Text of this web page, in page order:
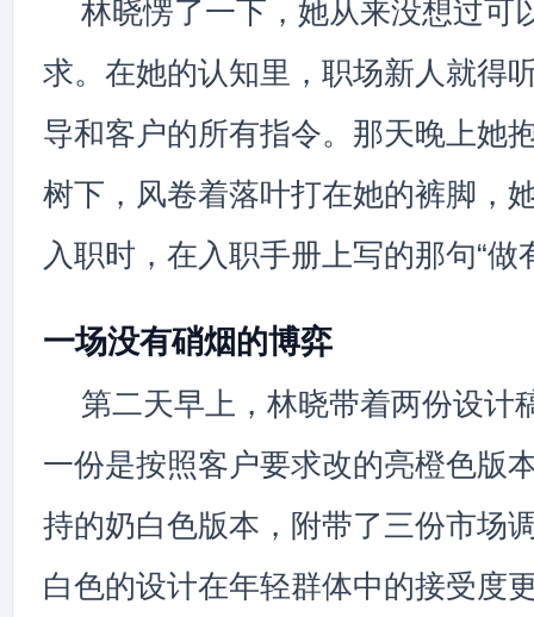
林晓愣了一下，她从来没想过可
求。在她的认知里，职场新人就得
导和客户的所有指令。那天晚上她
树下，风卷着落叶打在她的裤脚，
入职时，在入职手册上写的那句“做
一场没有硝烟的博弈
第二天早上，林晓带着两份设计
一份是按照客户要求改的亮橙色版
持的奶白色版本，附带了三份市场
白色的设计在年轻群体中的接受度